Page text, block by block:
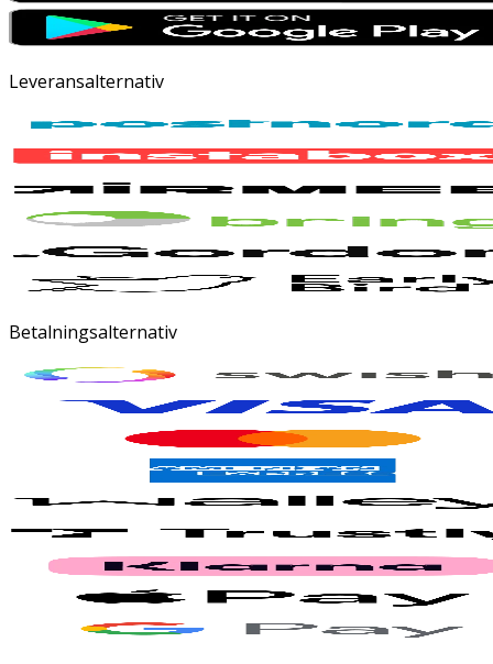
Leveransalternativ
Betalningsalternativ